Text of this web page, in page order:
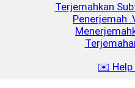
Terjemahkan
Penerjemah
✉️ Help